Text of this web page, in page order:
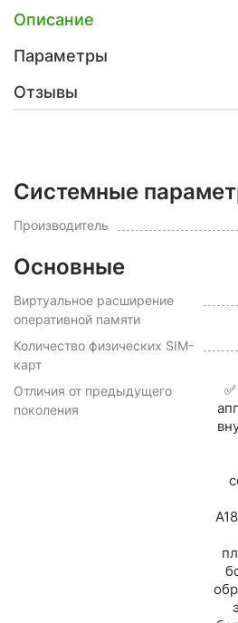
Описание
Параметры
Отзывы
Системные
Производитель
Основные
Виртуальное расширение
оперативной памяти
Количество физических SIM-
карт
Отличия от предыдущего
поколения